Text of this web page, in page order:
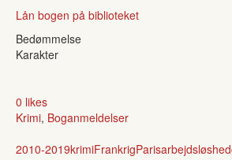
Lån bogen på biblioteket
Bedømmelse
Karakter
0 likes
Krimi, Boganmeldelser
2010-2019krimiFrankrigParisarbejdsløshed